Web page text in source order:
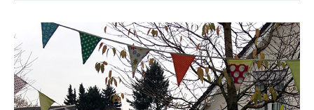
Web,
wenn
man
braucht?
Willkommen
Ordnung
Gremium
Fest